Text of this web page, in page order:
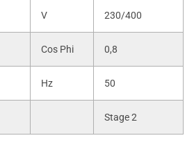
V 230/400
Cos Phi 0,8
Hz 50
Stage 2